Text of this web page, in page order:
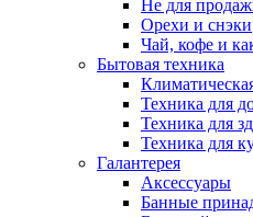
Не для
Орехи и снэки
Чай, кофе и
Бытовая техника
Техника для
Техника для
Техника для
Галантерея
Аксессуары
Банные